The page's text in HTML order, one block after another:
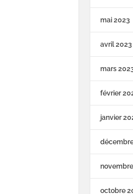
mai 2023
avril 2023
mars
février
janvier
octobre